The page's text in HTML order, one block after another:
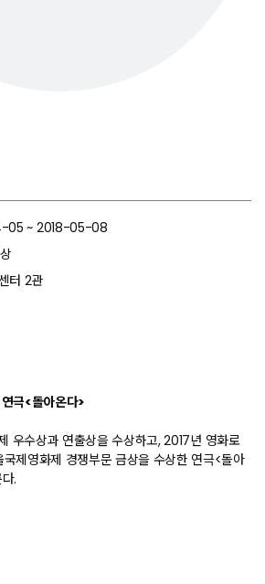
05 ~ 2018-05-08
터 2관
극<돌아온다>
우수상과 연출상을 수상하고, 2017년 영화로
제영화제 경쟁부문 금상을 수상한 연극<돌아
.